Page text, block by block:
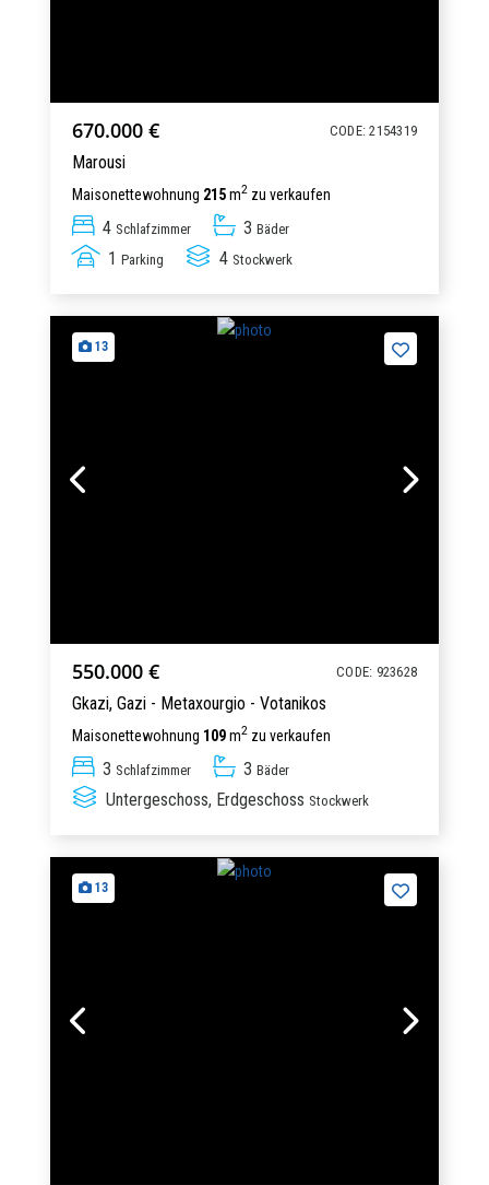
670.000 € CODE: 2154319
Marousi
Maisonettewohnung 215m2 zu verkaufen
4 Schlafzimmer 3 Bäder
1 Parking 4 Stockwerk
13
550.000 € CODE: 923628
Gkazi, Gazi - Metaxourgio - Votanikos
Maisonettewohnung 109m2 zu verkaufen
3 Schlafzimmer 3 Bäder
Untergeschoss, Erdgeschoss Stockwerk
13